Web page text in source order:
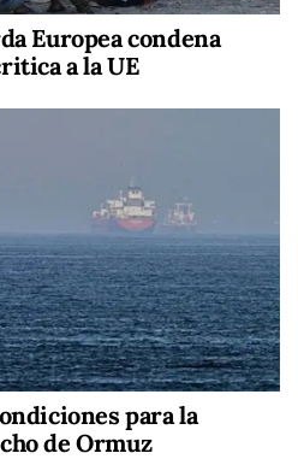
Europea condena
a la UE
para la
de Ormuz